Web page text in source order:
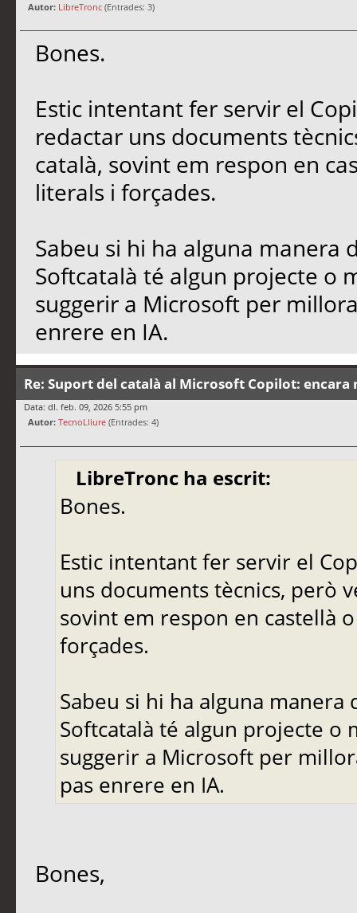
Autor: LibreTronc (Entrades: 3)
Bones.
Estic intentant fer servir el
redactar uns documents
català, sovint em respon en
literals i forçades.
Sabeu si hi ha alguna manera
Softcatalà té algun projecte o
suggerir a Microsoft per
enrere en IA.
Re: Suport del català al Microsoft Copilot:
Data: dl. feb. 09, 2026 5:55 pm
Autor: TecnoLliure (Entrades: 4)
LibreTronc ha escrit:
Bones.
Estic intentant fer servir el
uns documents tècnics, però
sovint em respon en castellà
forçades.
Sabeu si hi ha alguna
Softcatalà té algun projecte o
suggerir a Microsoft per
pas enrere en IA.
Bones,